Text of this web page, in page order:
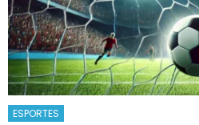
ESPORTES